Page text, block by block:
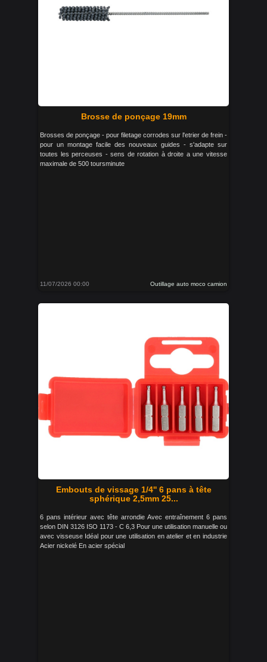
Brosse de ponçage 19mm
Brosses de ponçage - pour filetage corrodes sur l'etrier de frein -
pour un montage facile des nouveaux guides - s'adapte sur
toutes les perceuses - sens de rotation à droite a une vitesse
maximale de 500 toursminute
11/07/2026 00:00 Outillage auto moco camion
Embouts de vissage 1/4'' 6 pans à tête
sphérique 2,5mm 25...
6 pans intérieur avec tête arrondie Avec entraînement 6 pans
selon DIN 3126 ISO 1173 - C 6,3 Pour une utilisation manuelle ou
avec visseuse Idéal pour une utilisation en atelier et en industrie
Acier nickelé En acier spécial